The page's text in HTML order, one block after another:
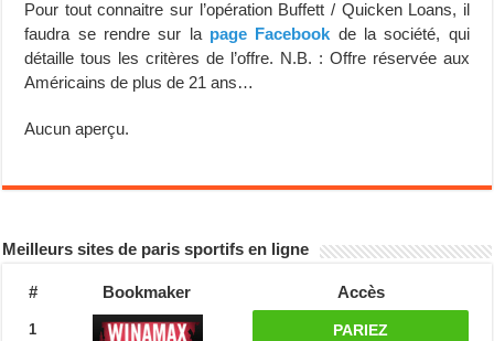
Pour tout connaitre sur l’opération Buffett / Quicken Loans, il
faudra se rendre sur la page Facebook de la société, qui
détaille tous les critères de l’offre. N.B. : Offre réservée aux
Américains de plus de 21 ans…
Aucun aperçu.
Meilleurs sites de paris sportifs en ligne
# Bookmaker Accès
1 PARIEZ